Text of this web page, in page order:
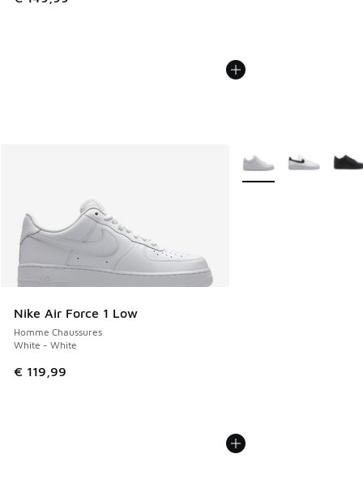
Nike Air Force 1 Low
Homme Chaussures
White - White
€ 119,99
Plus de couleurs